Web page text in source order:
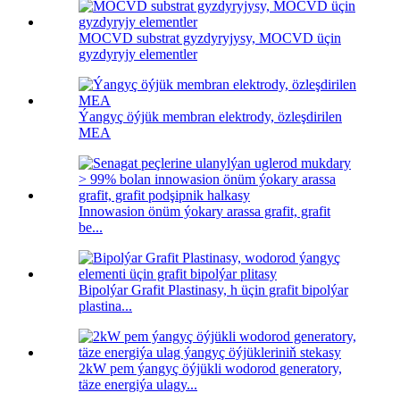
MOCVD substrat gyzdyryjysy, MOCVD üçin
gyzdyryjy elementler
Ýangyç öýjük membran elektrody, özleşdirilen
MEA
Innowasion önüm ýokary arassa grafit, grafit
be...
Bipolýar Grafit Plastinasy, h üçin grafit bipolýar
plastina...
2kW pem ýangyç öýjükli wodorod generatory,
täze energiýa ulagy...